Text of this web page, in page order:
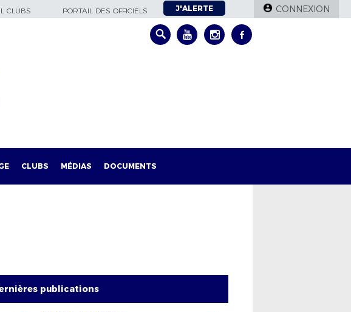
CLUBS PORTAIL DES OFFICIELS J'ALERTE CONNEXION
CLUBS MÉDIAS DOCUMENTS
publications